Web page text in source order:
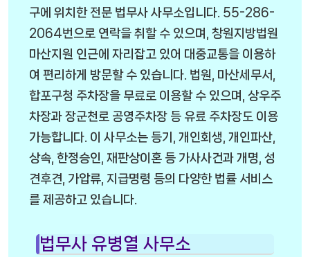
구에 위치한 전문 법무사 사무소입니다. 55-286-
2064번으로 연락을 취할 수 있으며, 창원지방법원
마산지원 인근에 자리잡고 있어 대중교통을 이용하
여 편리하게 방문할 수 있습니다. 법원, 마산세무서,
합포구청 주차장을 무료로 이용할 수 있으며, 상우주
차장과 장군천로 공영주차장 등 유료 주차장도 이용
가능합니다. 이 사무소는 등기, 개인회생, 개인파산,
상속, 한정승인, 재판상이혼 등 가사사건과 개명, 성
견후견, 가압류, 지급명령 등의 다양한 법률 서비스
를 제공하고 있습니다.
법무사 유병열 사무소